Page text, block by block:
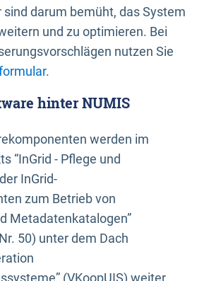
sind darum bemüht, das System
und zu optimieren. Bei
nutzen Sie
.
hinter NUMIS
werden im
“InGrid - Pflege und
InGrid-
zum Betrieb von
Metadatenkatalogen”
50) unter dem Dach
(VKoopUIS) weiter